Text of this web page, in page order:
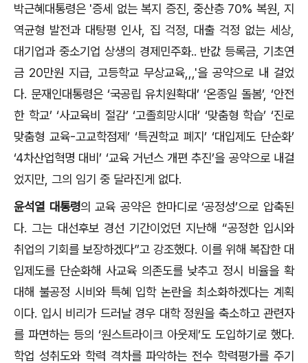
박근혜대통령은 '증세 없는 복지 증진 중산층 70% 복원 지
역균형 발전과 대탕평 인사, 집 걱정 대출 걱정 없는 세상,
대기업과 중소기업 상생의 경제민주화.. 반값 등록금 ,기초연
금 20만원 지급 고등학교 무상교육 ,,,'을 공약으로 내 걸었
다. 문재인대통령은 ‘국공립 유치원확대’ ‘온종일 돌봄’, ‘안전
한 학교’ ‘사교육비 절감’ ‘고졸희망시대’ ‘맞춤형 학습’ ‘진로
맞춤형 교육-고교학점제’ ‘특권학교 폐지’ ‘대입제도 단순화’
‘4차산업혁명 대비’ ‘교육 거넌스 개편 추진’을 공약으로 내걸
었지만 그의 임기 중 달라진게 없다.
윤석열 대통령의 교육 공약은 한마디로‘공정성’으로 압축된
다.그는 대선후보 경선 기간이었던 지난해 “공정한 입시와
취업의 기회를 보장하겠다”고 강조했다. 이를 위해 복잡한 대
입제도를 단순화해 사교육 의존도를 낮추고 정시 비율을 확
대해 불공정 시비와 특혜 입학 논란을 최소화하겠다는 계획
이다. 입시 비리가 드러날 경우 대학 정원을 축소하고 관련자
를 파면하는 등의 ‘원스트라이크 아웃제’도 도입하기로 했다.
학업 성취도와 학력 격차를 파악하는 전수 학력평가를 주기